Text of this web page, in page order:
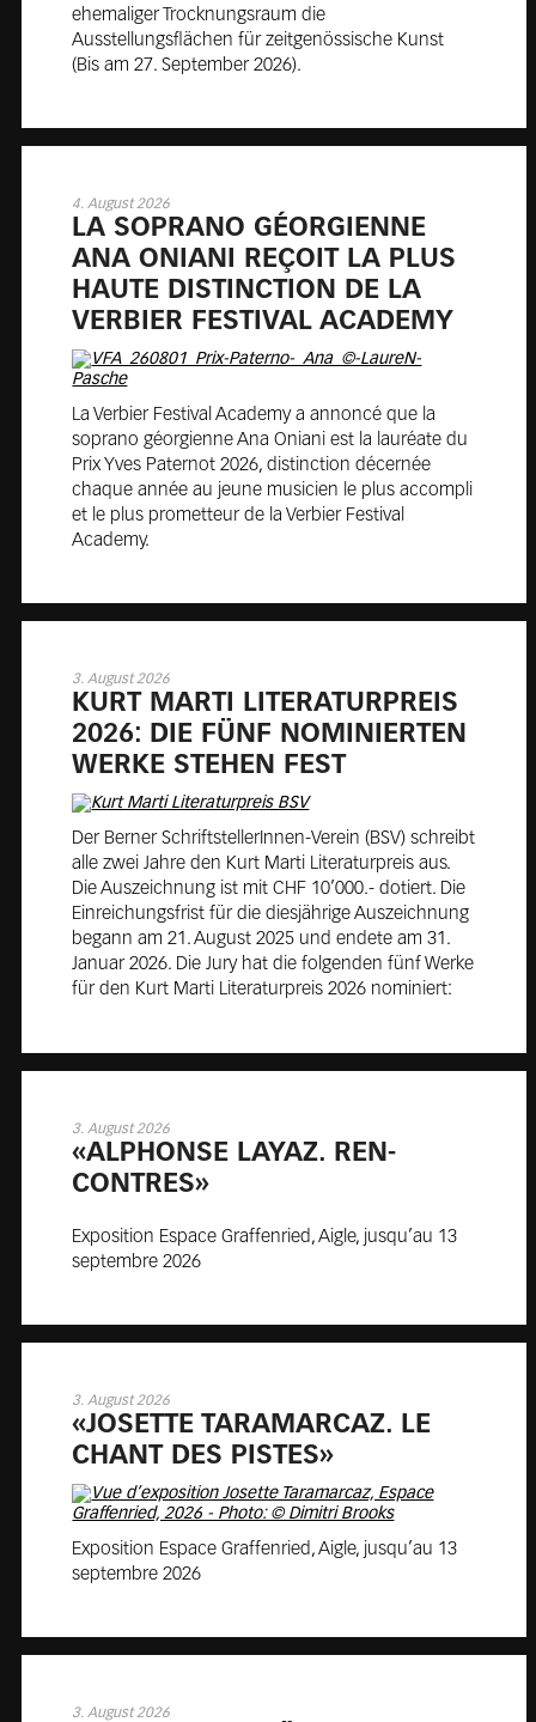
ehemaliger Trocknungsraum die
Ausstellungsflächen für zeitgenössische Kunst
(Bis am 27. September 2026).
4. August 2026
LA SO­PRA­NO GÉOR­GIEN­NE
ANA ONIA­NI REÇOIT LA PLUS
HAUTE DI­STINC­TION DE LA
VER­BIER FE­STI­VAL ACA­DE­MY
La Verbier Festival Academy a annoncé que la
soprano géorgienne Ana Oniani est la lauréate du
Prix Yves Paternot 2026, distinction décernée
chaque année au jeune musicien le plus accompli
et le plus prometteur de la Verbier Festival
Academy.
3. August 2026
KURT MARTI LI­TE­RA­TUR­PREIS
2026: DIE FÜNF NO­MI­NIER­TEN
WERKE STE­HEN FEST
Der Berner SchriftstellerInnen-Verein (BSV) schreibt
alle zwei Jahre den Kurt Marti Literaturpreis aus.
Die Auszeichnung ist mit CHF 10’000.- dotiert. Die
Einreichungsfrist für die diesjährige Auszeichnung
begann am 21. August 2025 und endete am 31.
Januar 2026. Die Jury hat die folgenden fünf Werke
für den Kurt Marti Literaturpreis 2026 nominiert:
3. August 2026
«AL­PHONSE LAYAZ. REN­
CONTRES»
Exposition Espace Graffenried, Aigle, jusqu’au 13
septembre 2026
3. August 2026
«JO­SETTE TA­RA­MAR­CAZ. LE
CHANT DES PISTES»
Exposition Espace Graffenried, Aigle, jusqu’au 13
septembre 2026
3. August 2026